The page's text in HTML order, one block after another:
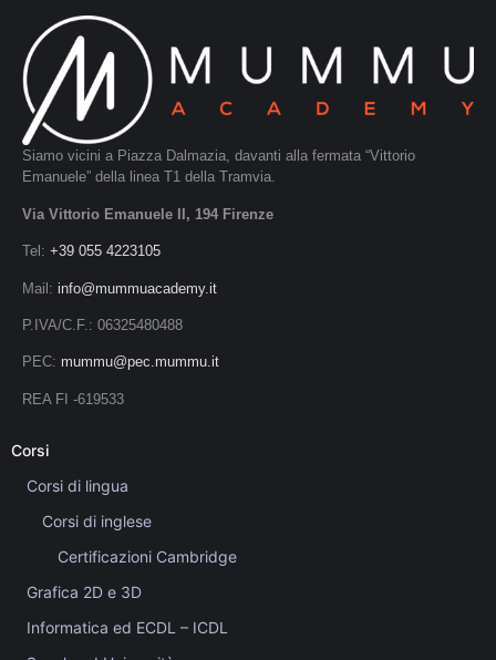
Siamo vicini a Piazza Dalmazia, davanti alla fermata “Vittorio
Emanuele” della linea T1 della Tramvia.
Via Vittorio Emanuele II, 194 Firenze
Tel: +39 055 4223105
Mail: info@mummuacademy.it
P.IVA/C.F.: 06325480488
PEC: mummu@pec.mummu.it
REA FI -619533
Corsi
Corsi di lingua
Corsi di inglese
Certificazioni Cambridge
Grafica 2D e 3D
Informatica ed ECDL – ICDL